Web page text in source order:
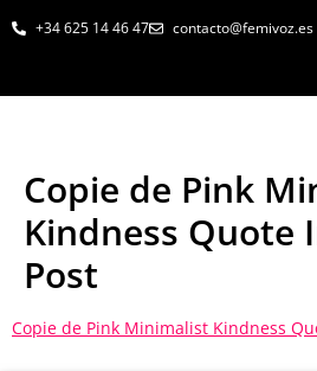
+34 625 14 46 47 contacto@femivoz.es
Copie de Pink
Kindness Quote
Post
Copie de Pink Minimalist Kindness